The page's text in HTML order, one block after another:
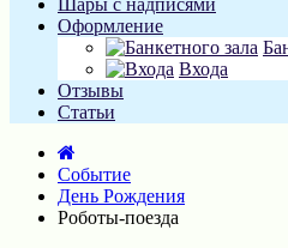
Шары с надписями
Оформление
Входа
Отзывы
Статьи
Событие
День Рождения
Роботы-поезда